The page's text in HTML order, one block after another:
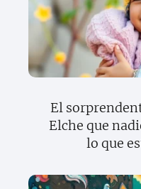
El
Elche que
lo que